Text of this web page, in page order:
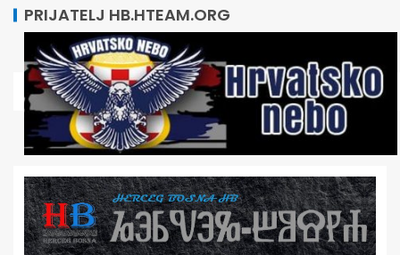
PRIJATELJ HB.HTEAM.ORG